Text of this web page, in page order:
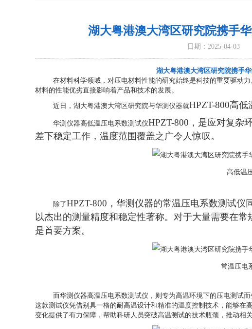
湖大粤港澳大湾区研究院携手
日期：2025-04-03
湖大粤港澳大湾区研究院携手
在材料科学领域，对压电材料性能的研究始终是科技的重要驱动
材料的性能优劣直接影响着产品和技术的发展。
近日，湖大粤港澳大湾区研究院与华测仪器就HPZT-800高
华测仪器高低温压电系数测试仪HPZT-800，是应对复杂
差下稳定工作，温度范围覆盖之广令人惊叹。
高低温
除了HPZT-800，华测仪器的常温压电系数测试仪
以杰出的测量精度和稳定性著称。对于大量需要在
是首要方案。
常温压电
而华测仪器高温压电系数测试仪，则专为高温环境下的压电测试
这款测试仪凭借别具一格的耐高温设计和精准的温度控制技术，能够
变化提供了有力保障，帮助科研人员突破高温测试的技术瓶颈，推动相